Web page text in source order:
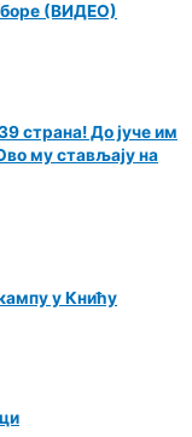
(ВИДЕО)
страна! До јуче им
му стављају на
у Книћу